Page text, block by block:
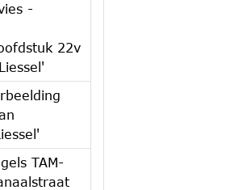
-
22v
TAM-